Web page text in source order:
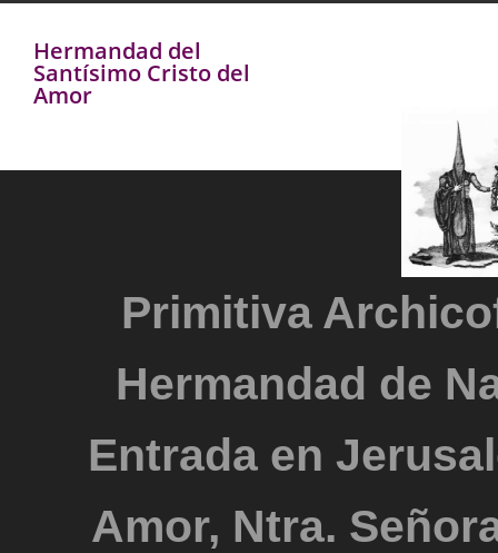
Hermandad del
Santísimo Cristo del
Amor
Primitiva
Hermandad de
Entrada en
Amor, Ntra.